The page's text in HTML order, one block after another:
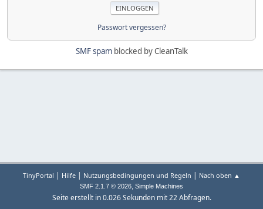
Passwort vergessen?
SMF spamblocked by CleanTalk
TinyPortal | Hilfe | Nutzungsbedingungen und Regeln | Nach oben ▲
SMF 2.1.7 © 2026, Simple Machines
Seite erstellt in 0.026 Sekunden mit 22 Abfragen.